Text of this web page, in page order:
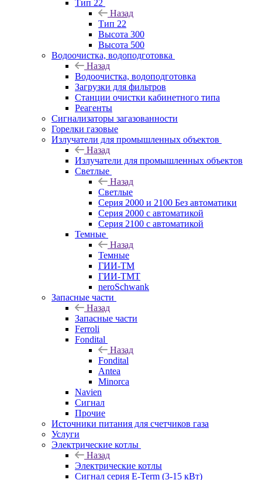
Тип 22
Назад
Тип 22
Высота 300
Высота 500
Водоочистка, водоподготовка
Назад
Водоочистка, водоподготовка
Загрузки для фильтров
Станции очистки кабинетного типа
Реагенты
Сигнализаторы загазованности
Горелки газовые
Излучатели для промышленных объектов
Назад
Излучатели для промышленных объектов
Светлые
Назад
Светлые
Серия 2000 и 2100 Без автоматики
Серия 2000 с автоматикой
Серия 2100 с автоматикой
Темные
Назад
Темные
ГИИ-ТМ
ГИИ-ТМТ
neroSchwank
Запасные части
Назад
Запасные части
Ferroli
Fondital
Назад
Fondital
Antea
Minorca
Navien
Сигнал
Прочие
Источники питания для счетчиков газа
Услуги
Электрические котлы
Назад
Электрические котлы
Сигнал серия E-Term (3-15 кВт)